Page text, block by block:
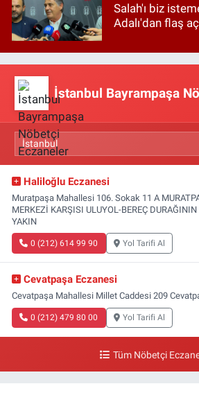
Salah'ı biz
Adalı'dan flaş
İstanbul Bayrampaşa
Haliloğlu Eczanesi
Muratpaşa Mahallesi 106. Sokak 11 A
MERKEZİ KARŞISI ULUYOL-BEREÇ
YAKIN
0 (212) 614 99 90 Yol Tarifi Al
Cevatpaşa Eczanesi
Cevatpaşa Mahallesi Millet Caddesi 209
0 (212) 479 80 00 Yol Tarifi Al
Tüm Nöbetçi